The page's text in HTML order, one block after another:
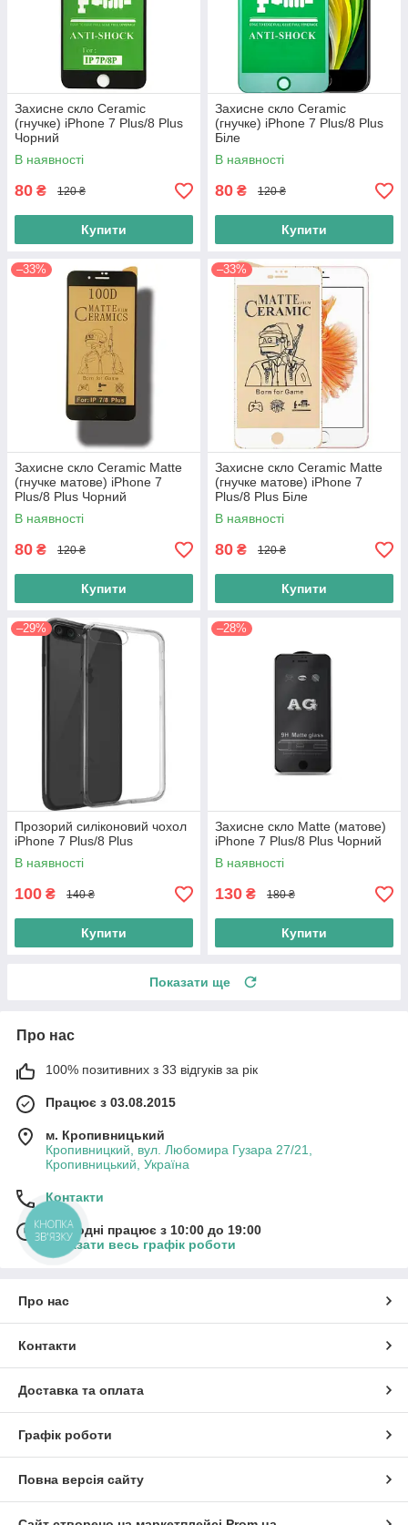
Захисне скло Ceramic
(гнучке) iPhone 7 Plus/8 Plus
Чорний
В наявності
80 ₴ 120 ₴
Купити
Захисне скло Ceramic
(гнучке) iPhone 7 Plus/8 Plus
Біле
В наявності
80 ₴ 120 ₴
Купити
–33%
Захисне скло Ceramic Matte
(гнучке матове) iPhone 7
Plus/8 Plus Чорний
В наявності
80 ₴ 120 ₴
Купити
–33%
Захисне скло Ceramic Matte
(гнучке матове) iPhone 7
Plus/8 Plus Біле
В наявності
80 ₴ 120 ₴
Купити
–29%
Прозорий силіконовий чохол
iPhone 7 Plus/8 Plus
В наявності
100 ₴ 140 ₴
Купити
–28%
Захисне скло Matte (матове)
iPhone 7 Plus/8 Plus Чорний
В наявності
130 ₴ 180 ₴
Купити
Показати ще
Про нас
100% позитивних з 33 відгуків за рік
Працює з 03.08.2015
м. Кропивницький
Кропивницкий, вул. Любомира Гузара 27/21,
Кропивницький, Україна
Контакти
Сьогодні працює з 10:00 до 19:00
Показати весь графік роботи
Про нас
Контакти
Доставка та оплата
Графік роботи
Повна версія сайту
КНОПКА
ЗВ'ЯЗКУ